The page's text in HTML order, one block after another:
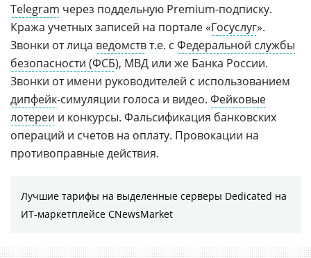
Telegram через поддельную Premium-подписку.
Кража учетных записей на портале «Госуслуг».
Звонки от лица ведомствт.е. с Федеральной службы
безопасности (ФСБ), МВД или же Банка России.
Звонки от имени руководителей с использованием
дипфейк-симуляции голоса и видео. Фейковые
лотереи и конкурсы. Фальсификация банковских
операций и счетов на оплату. Провокации на
противоправные действия.
Лучшие тарифы на выделенные серверы Dedicated на
ИТ-маркетплейсе CNewsMarket